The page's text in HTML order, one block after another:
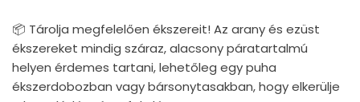
📦 Tárolja megfelelően ékszereit! Az arany és ezüst
ékszereket mindig száraz, alacsony páratartalmú
helyen érdemes tartani, lehetőleg egy puha
ékszerdobozban vagy bársonytasakban, hogy elkerülje